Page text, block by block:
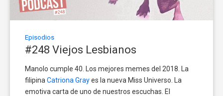
Episodios
#248 Viejos Lesbianos
Manolo cumple 40. Los mejores memes del 2018. La
filipina Catriona Grayes la nueva Miss Universo. La
emotiva carta de uno de nuestros escuchas. El